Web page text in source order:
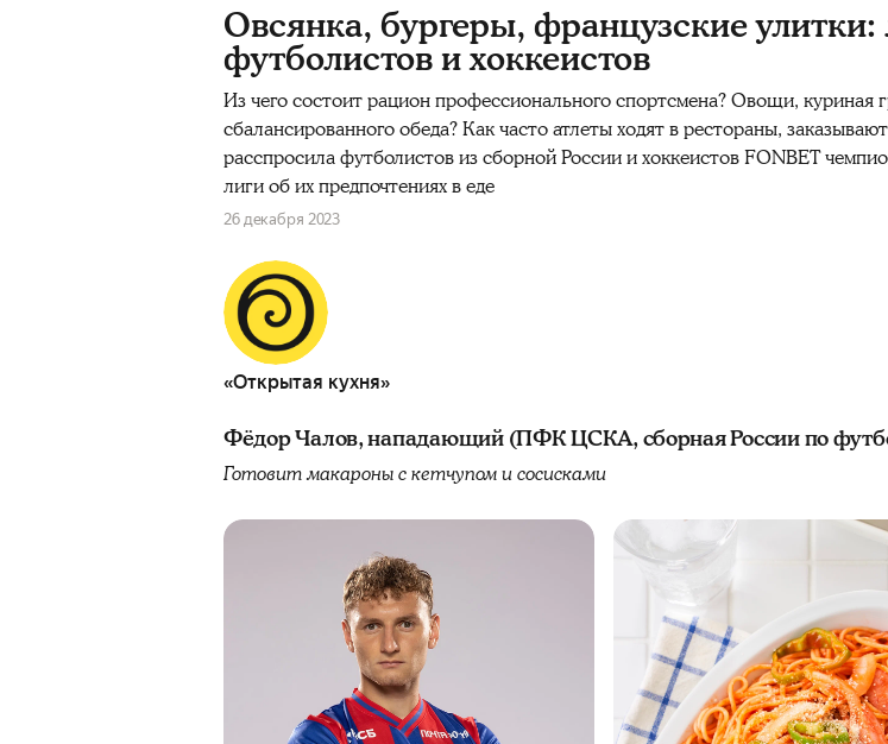
Овсянка, бургеры, французские
футболистов и хоккеистов
Из чего состоит рацион профессионального спортсмена? Овощи, куриная
сбалансированного обеда? Как часто атлеты ходят в рестораны,
расспросила футболистов из сборной России и хоккеистов FONBET
лиги об их предпочтениях в еде
26 декабря 2023
«Открытая кухня»
Фёдор Чалов, нападающий (ПФК ЦСКА, сборная России по
Готовит макароны с кетчупом и сосисками